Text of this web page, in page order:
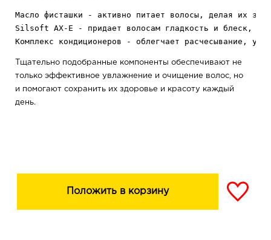
Масло фисташки - активно питает волосы, делая их
Silsoft AX-E - придает волосам гладкость и блеск,
Тщательно подобранные компоненты обеспечивают не
только эффективное увлажнение и очищение волос, но
и помогают сохранить их здоровье и красоту каждый
день.
Положить в корзину